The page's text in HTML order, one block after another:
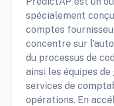
spécialement
comptes
concentre sur
du processus de
ainsi les équipes
services de
opérations. En